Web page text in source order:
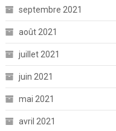
septembre 2021
août 2021
juillet 2021
juin 2021
mai 2021
avril 2021